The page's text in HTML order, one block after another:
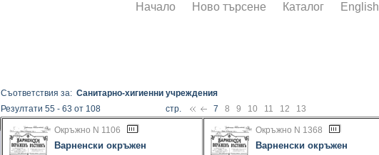
Начало Ново търсене Каталог English
Съответствия за: Санитарно-хигиенни учреждения
Резултати 55 - 63 от 108
стр. 7 8 9 10 11 12 13
Окръжно N 1106
Варненски окръжен
Окръжно N 1368
Варненски окръжен